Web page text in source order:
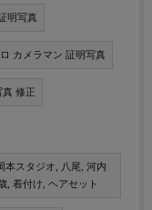
明写真
カメラマン 証明写真
真 修正
本スタジオ, 八尾, 河内
, 着付け, ヘアセット